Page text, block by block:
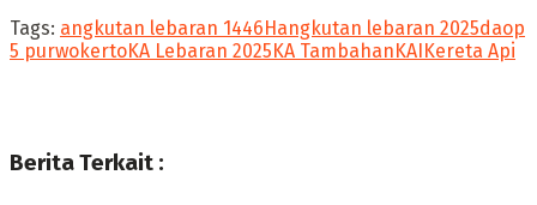
Tags: angkutan lebaran 1446H angkutan lebaran 2025daop
5 purwokertoKA Lebaran 2025 KA Tambahan KAI Kereta Api
Berita Terkait :